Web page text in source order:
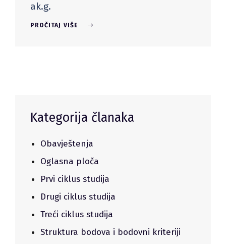
ak.g.
PROČITAJ VIŠE
Kategorija članaka
Obavještenja
Oglasna ploča
Prvi ciklus studija
Drugi ciklus studija
Treći ciklus studija
Struktura bodova i bodovni kriteriji